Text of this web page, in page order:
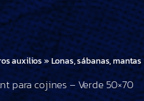
auxilios»Lonas, sábanas, mantas
para cojines – Verde 50×70